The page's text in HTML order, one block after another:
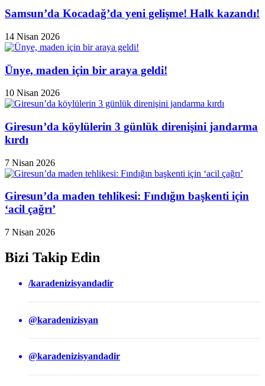
Samsun’da Kocadağ’da yeni gelişme! Halk kazandı!
14 Nisan 2026
Ünye, maden için bir araya geldi!
10 Nisan 2026
Giresun’da köylülerin 3 günlük direnişini jandarma
kırdı
7 Nisan 2026
Giresun’da maden tehlikesi: Fındığın başkenti için
‘acil çağrı’
7 Nisan 2026
Bizi Takip Edin
/karadenizisyandadir
@karadenizisyan
@karadenizisyandadir